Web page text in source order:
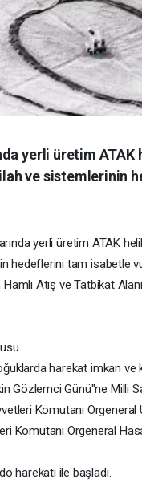
yerli üretim
ve sistemlerinin
yerli üretim ATAK
tam isabetle
Atış ve Tatbikat
harekat imkan ve
Gözlemci Günü"ne Milli
Komutanı Orgeneral
Komutanı Orgeneral
harekatı ile başladı.